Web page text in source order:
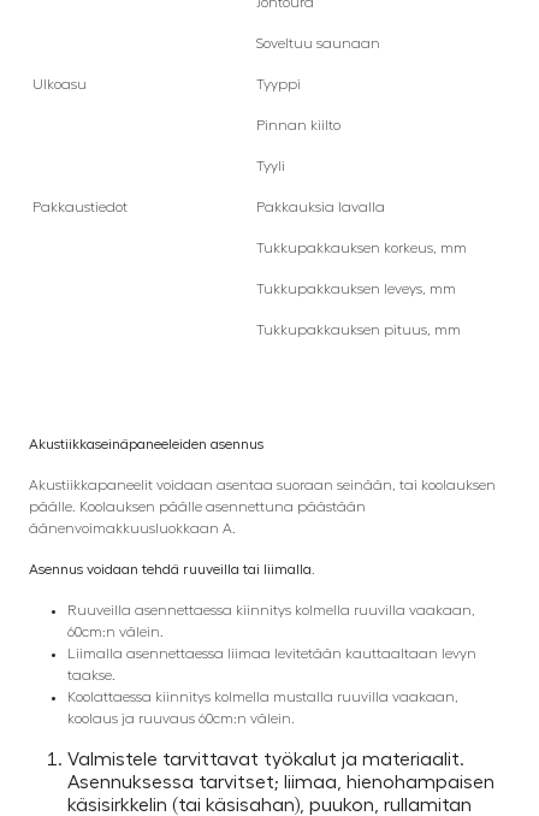
Soveltuu saunaan
Ulkoasu Tyyppi
Pinnan kiilto
Tyyli
Pakkaustiedot Pakkauksia lavalla
Tukkupakkauksen korkeus, mm
Tukkupakkauksen leveys, mm
Tukkupakkauksen pituus, mm
Akustiikkaseinäpaneeleiden asennus
Akustiikkapaneelit voidaan asentaa suoraan seinään, tai koolauksen
päälle. Koolauksen päälle asennettuna päästään
äänenvoimakkuusluokkaan A.
Asennus voidaan tehdä ruuveilla tai liimalla.
Ruuveilla asennettaessa kiinnitys kolmella ruuvilla vaakaan,
60cm:n välein.
Liimalla asennettaessa liimaa levitetään kauttaaltaan levyn
taakse.
Koolattaessa kiinnitys kolmella mustalla ruuvilla vaakaan,
koolaus ja ruuvaus 60cm:n välein.
Valmistele tarvittavat työkalut ja materiaalit.
Asennuksessa tarvitset; liimaa, hienohampaisen
käsisirkkelin (tai käsisahan), puukon, rullamitan